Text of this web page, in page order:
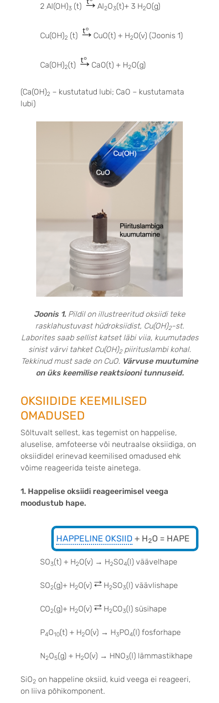
2 Al(OH)3 (t) Al2O3(t)+ 3 H2O(g)
Cu(OH)2 (t) CuO(t) + H2O(v) (Joonis 1)
Ca(OH)2(t) CaO(t) + H2O(g)
(Ca(OH)2 – kustutatud lubi; CaO – kustutamata
lubi)
Joonis 1. Pildil on illustreeritud oksiidi teke
rasklahustuvast hüdroksiidist, Cu(OH)2-st.
Laborites saab sellist katset läbi viia, kuumutades
sinist värvi tahket Cu(OH)2piirituslambi kohal.
Tekkinud must sade on CuO. Värvuse muutumine
on üks keemilise reaktsiooni tunnuseid.
OKSIIDIDE KEEMILISED
OMADUSED
Sõltuvalt sellest, kas tegemist on happelise,
aluselise, amfoteerse või neutraalse oksiidiga, on
oksiididel erinevad keemilised omadused ehk
võime reageerida teiste ainetega.
1. Happelise oksiidi reageerimisel veega
moodustub hape.
HAPPELINE OKSIID + H2O = HAPE
SO3(t) + H2O(v) → H2SO4(l) väävelhape
SO2(g)+ H2O(v) H2SO3(l) väävlishape
CO2(g)+ H2O(v) H2CO3(l) süsihape
P4O10(t) + H2O(v) → H3PO4(l) fosforhape
N2O5(g) + H2O(v) → HNO3(l) lämmastikhape
SiO2 on happeline oksiid, kuid veega ei reageeri,
on liiva põhikomponent.